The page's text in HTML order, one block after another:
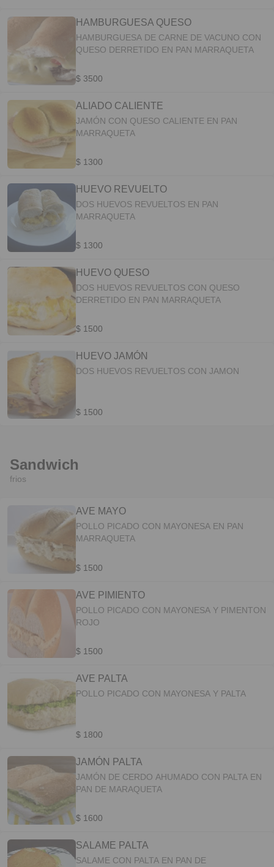
HAMBURGUESA QUESO
HAMBURGUESA DE CARNE DE VACUNO CON
QUESO DERRETIDO EN PAN MARRAQUETA
$ 3500
ALIADO CALIENTE
JAMÓN CON QUESO CALIENTE EN PAN
MARRAQUETA
$ 1300
HUEVO REVUELTO
DOS HUEVOS REVUELTOS EN PAN
MARRAQUETA
$ 1300
HUEVO QUESO
DOS HUEVOS REVUELTOS CON QUESO
DERRETIDO EN PAN MARRAQUETA
$ 1500
HUEVO JAMÓN
DOS HUEVOS REVUELTOS CON JAMON
$ 1500
Sandwich
frios
AVE MAYO
POLLO PICADO CON MAYONESA EN PAN
MARRAQUETA
$ 1500
AVE PIMIENTO
POLLO PICADO CON MAYONESA Y PIMENTON
ROJO
$ 1500
AVE PALTA
POLLO PICADO CON MAYONESA Y PALTA
$ 1800
JAMÓN PALTA
JAMÓN DE CERDO AHUMADO CON PALTA EN
PAN DE MARAQUETA
$ 1600
SALAME PALTA
SALAME CON PALTA EN PAN DE